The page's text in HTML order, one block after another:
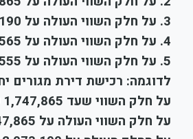
3. על חלק השווי העולה על 2,073,190 ש"ח ועד 5,348,565 ש"ח – 5%
4. על חלק השווי העולה על 5,348,565 ש"ח ועד 17,828,555 ש"ח – 8%
5. על חלק השווי העולה על 17,828,555 ש"ח – 10%
לדוגמה: רכישת דירת מגורים
על חלק השווי שעד 1,747,865 ₪ – לא ישולם מס
על חלק השווי העולה על 1,747,865 ₪ ועד 2,073,190 ₪ ישולם מס בשיעור 3.5% = 11,386 ₪